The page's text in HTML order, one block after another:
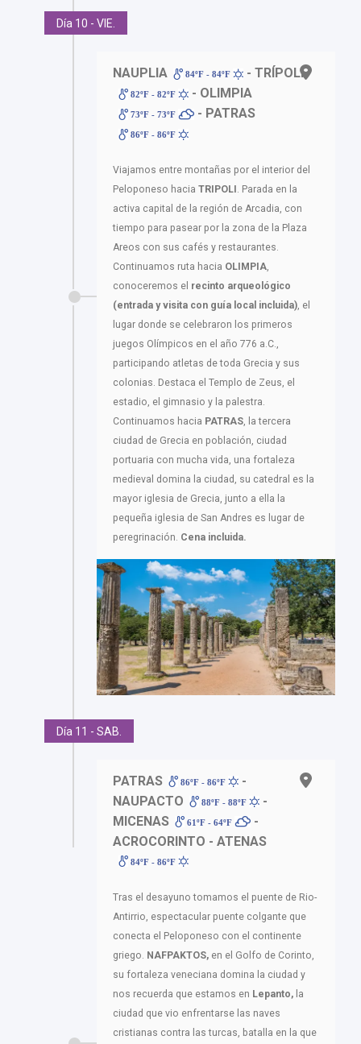
Día 10 - VIE.
NAUPLIA 84ºF - 84ºF - TRÍPOLI
82ºF - 82ºF - OLIMPIA
73ºF - 73ºF - PATRAS
86ºF - 86ºF
Viajamos entre montañas por el interior del
Peloponeso hacia TRIPOLI . Parada en la
activa capital de la región de Arcadia, con
tiempo para pasear por la zona de la Plaza
Areos con sus cafés y restaurantes.
Continuamos ruta hacia OLIMPIA,
conoceremos el recinto arqueológico
(entrada y visita con guía local incluida), el
lugar donde se celebraron los primeros
juegos Olímpicos en el año 776 a.C.,
participando atletas de toda Grecia y sus
colonias. Destaca el Templo de Zeus, el
estadio, el gimnasio y la palestra.
Continuamos hacia PATRAS, la tercera
ciudad de Grecia en población, ciudad
portuaria con mucha vida, una fortaleza
medieval domina la ciudad, su catedral es la
mayor iglesia de Grecia, junto a ella la
pequeña iglesia de San Andres es lugar de
peregrinación. Cena incluida.
Día 11 - SAB.
PATRAS 86ºF - 86ºF
-
NAUPACTO
88ºF - 88ºF
-
MICENAS
61ºF - 64ºF
-
ACROCORINTO - ATENAS
84ºF - 86ºF
Tras el desayuno tomamos el puente de Rio-
Antirrio, espectacular puente colgante que
conecta el Peloponeso con el continente
griego. NAFPAKTOS, en el Golfo de Corinto,
su fortaleza veneciana domina la ciudad y
nos recuerda que estamos en Lepanto, la
ciudad que vio enfrentarse las naves
cristianas contra las turcas, batalla en la que